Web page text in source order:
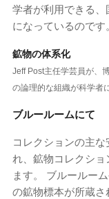
学者が利用できる
になっているのです
鉱物の体系化
Jeff Post主任学芸員が、
の論理的な組織が科学者
ブルールームにて
コレクションの主
れ、鉱物コレクシ
ます。 ブルールー
の鉱物標本が所蔵